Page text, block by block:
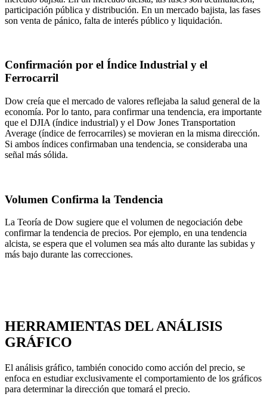
participación pública y distribución. En un mercado bajista, las fases
son venta de pánico, falta de interés público y liquidación.
Confirmación por el Índice Industrial y el
Ferrocarril
Dow creía que el mercado de valores reflejaba la salud general de la
economía. Por lo tanto, para confirmar una tendencia, era importante
que el DJIA (índice industrial) y el Dow Jones Transportation
Average (índice de ferrocarriles) se movieran en la misma dirección.
Si ambos índices confirmaban una tendencia, se consideraba una
señal más sólida.
Volumen Confirma la Tendencia
La Teoría de Dow sugiere que el volumen de negociación debe
confirmar la tendencia de precios. Por ejemplo, en una tendencia
alcista, se espera que el volumen sea más alto durante las subidas y
más bajo durante las correcciones.
HERRAMIENTAS DEL ANÁLISIS
GRÁFICO
El análisis gráfico, también conocido como acción del precio, se
enfoca en estudiar exclusivamente el comportamiento de los gráficos
para determinar la dirección que tomará el precio.